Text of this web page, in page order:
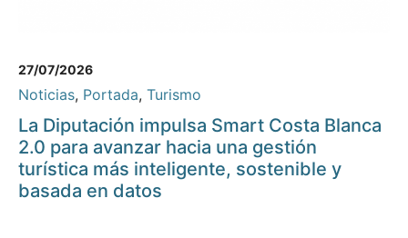
27/07/2026
Noticias, Portada, Turismo
La Diputación impulsa Smart Costa Blanca
2.0 para avanzar hacia una gestión
turística más inteligente, sostenible y
basada en datos